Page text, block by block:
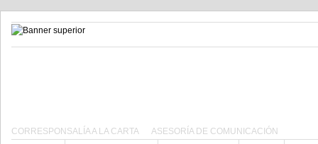
CORRESPONSALÍA A LA CARTA ASESORÍA DE COMUNICACIÓN